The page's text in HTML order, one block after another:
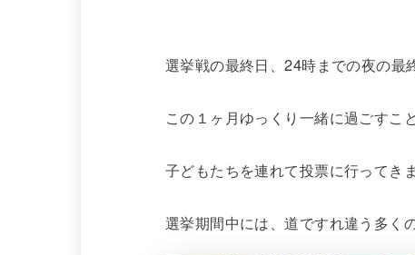
選挙戦の最終日、24時までの夜の最
この１ヶ月ゆっくり一緒に過ごすこ
子どもたちを連れて投票に行ってき
選挙期間中には、道ですれ違う多く